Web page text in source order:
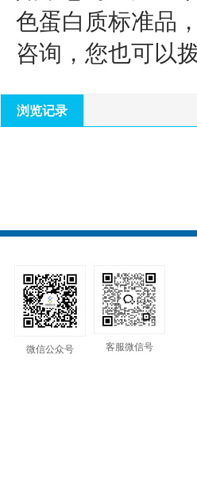
色蛋白质标准品
咨询，您也可以
浏览记录
微信公众号
客服微信号